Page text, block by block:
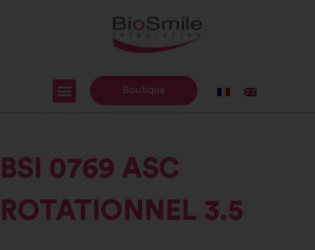
Boutique
BSI 0769 ASC
ROTATIONNEL 3.5